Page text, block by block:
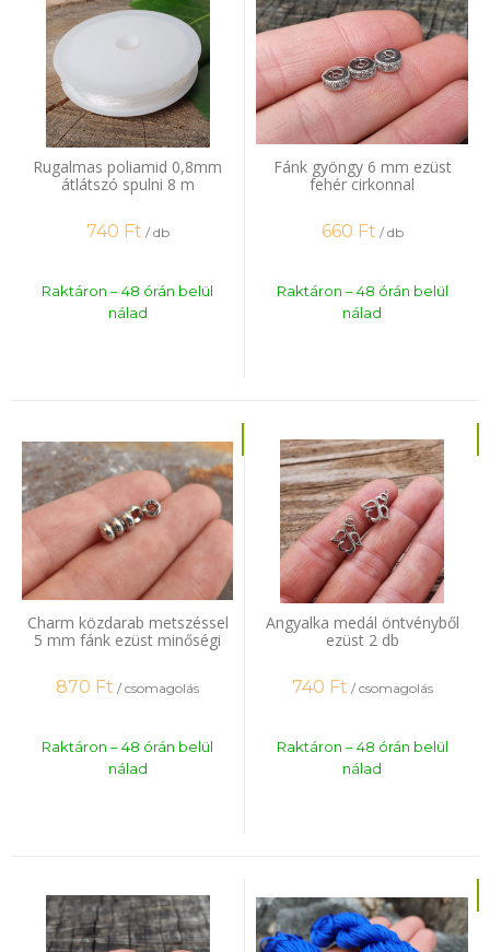
Rugalmas poliamid 0,8mm
átlátszó spulni 8 m
740 Ft / db
Raktáron – 48 órán belül
nálad
Fánk gyöngy 6 mm ezüst
fehér cirkonnal
660 Ft / db
Raktáron – 48 órán belül
nálad
Charm közdarab metszéssel
5 mm fánk ezüst minőségi
870 Ft / csomagolás
Raktáron – 48 órán belül
nálad
Angyalka medál öntvényből
ezüst 2 db
740 Ft / csomagolás
Raktáron – 48 órán belül
nálad